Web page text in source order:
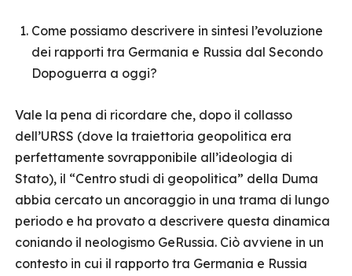
Come possiamo descrivere in sintesi l’evoluzione
dei rapporti tra Germania e Russia dal Secondo
Dopoguerra a oggi?
Vale la pena di ricordare che, dopo il collasso
dell’URSS (dove la traiettoria geopolitica era
perfettamente sovrapponibile all’ideologia di
Stato), il “Centro studi di geopolitica” della Duma
abbia cercato un ancoraggio in una trama di lungo
periodo e ha provato a descrivere questa dinamica
coniando il neologismo GeRussia. Ciò avviene in un
contesto in cui il rapporto tra Germania e Russia